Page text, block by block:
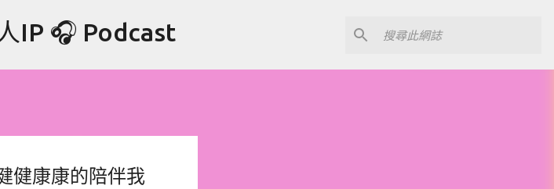
主要內容
IP 🎧 Podcast
健康康的陪伴我